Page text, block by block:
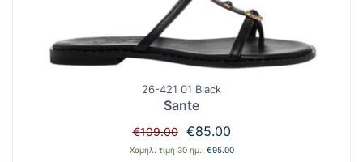
26-421 01 Black
Sante
€109.00
Original
price
€85.00Η
τρέχουσα
Χαμηλ. τιμή 30 ημ.: €95.00